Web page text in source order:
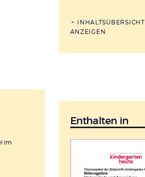
im
INHALTSÜBERSICHT
ANZEIGEN
Enthalten in